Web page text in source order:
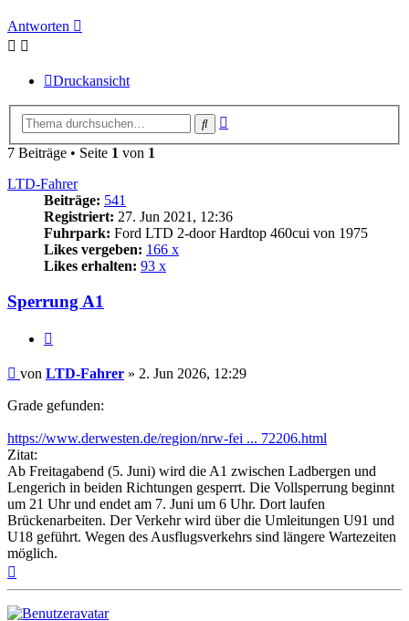
Antworten
Druckansicht
Suche
7 Beiträge • Seite 1 von 1
LTD-Fahrer
Beiträge: 541
Registriert: 27. Jun 2021, 12:36
Fuhrpark: Ford LTD 2-door Hardtop 460cui von 1975
Likes vergeben: 166 x
Likes erhalten: 93 x
Sperrung A1
Beitrag
von LTD-Fahrer » 2. Jun 2026, 12:29
Grade gefunden:
https://www.derwesten.de/region/nrw-fei ... 72206.html
Zitat:
Ab Freitagabend (5. Juni) wird die A1 zwischen Ladbergen und
Lengerich in beiden Richtungen gesperrt. Die Vollsperrung beginnt
um 21 Uhr und endet am 7. Juni um 6 Uhr. Dort laufen
Brückenarbeiten. Der Verkehr wird über die Umleitungen U91 und
U18 geführt. Wegen des Ausflugsverkehrs sind längere Wartezeiten
möglich.